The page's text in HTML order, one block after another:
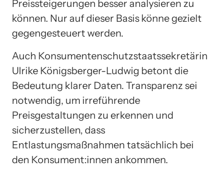
Preissteigerungen besser analysieren zu
können. Nur auf dieser Basis könne gezielt
gegengesteuert werden.
Auch Konsumentenschutzstaatssekretärin
Ulrike Königsberger-Ludwig betont die
Bedeutung klarer Daten. Transparenz sei
notwendig, um irreführende
Preisgestaltungen zu erkennen und
sicherzustellen, dass
Entlastungsmaßnahmen tatsächlich bei
den Konsument:innen ankommen.